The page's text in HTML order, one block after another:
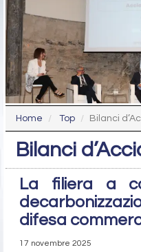
Home Top Bilanci
Bilanci
La filiera a
difesa
17 novembre 2025